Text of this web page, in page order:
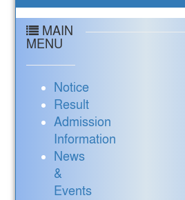
MAIN
MENU
Notice
Result
Admission
Information
News
&
Events